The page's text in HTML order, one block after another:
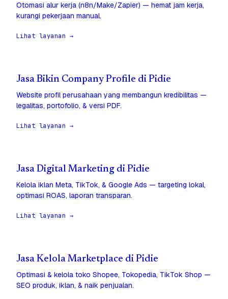
Otomasi alur kerja (n8n/Make/Zapier) — hemat jam kerja,
kurangi pekerjaan manual.
Lihat layanan →
Jasa Bikin Company Profile di Pidie
Website profil perusahaan yang membangun kredibilitas —
legalitas, portofolio, & versi PDF.
Lihat layanan →
Jasa Digital Marketing di Pidie
Kelola iklan Meta, TikTok, & Google Ads — targeting lokal,
optimasi ROAS, laporan transparan.
Lihat layanan →
Jasa Kelola Marketplace di Pidie
Optimasi & kelola toko Shopee, Tokopedia, TikTok Shop —
SEO produk, iklan, & naik penjualan.